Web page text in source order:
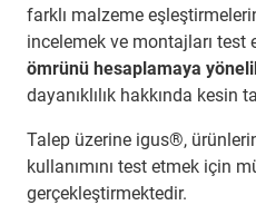
farklı malzeme
incelemek ve montajları test
ömrünü hesaplamaya
dayanıklılık hakkında kesin
Talep üzerine igus®,
kullanımını test etmek için
gerçekleştirmektedir.